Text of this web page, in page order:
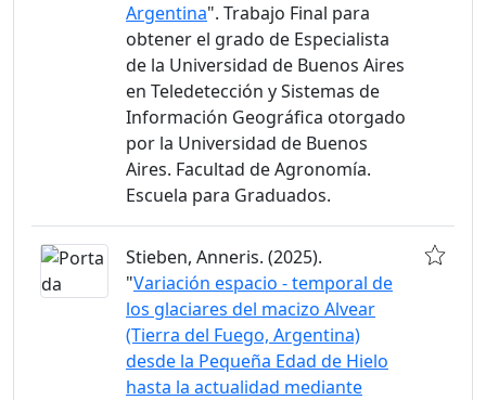
Argentina". Trabajo Final para
obtener el grado de Especialista
de la Universidad de Buenos Aires
en Teledetección y Sistemas de
Información Geográfica otorgado
por la Universidad de Buenos
Aires. Facultad de Agronomía.
Escuela para Graduados.
Stieben, Anneris. (2025).
"Variación espacio - temporal de
los glaciares del macizo Alvear
(Tierra del Fuego, Argentina)
desde la Pequeña Edad de Hielo
hasta la actualidad mediante